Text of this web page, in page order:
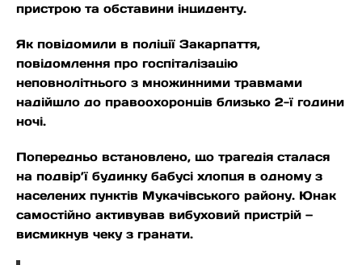
пристрою та обставини інциденту.
Як повідомили в поліції Закарпаття,
повідомлення про госпіталізацію
неповнолітнього з множинними травмами
надійшло до правоохоронців близько 2-ї години
ночі.
Попередньо встановлено, що трагедія сталася
на подвір’ї будинку бабусі хлопця в одному з
населених пунктів Мукачівського району. Юнак
самостійно активував вибуховий пристрій —
висмикнув чеку з гранати.